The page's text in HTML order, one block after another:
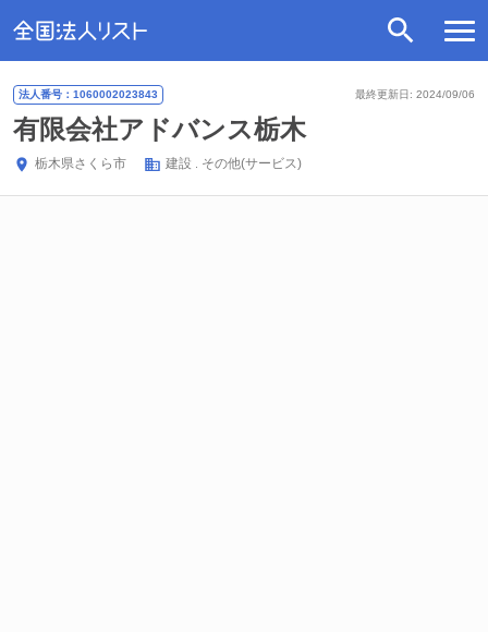
最終更新日: 2024/09/06
法人番号：1060002023843
有限会社アドバンス栃木
栃木県さくら市 建設 その他(サービス)